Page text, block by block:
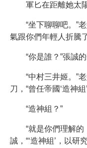
軍匕在距離她太
“坐下聊聊吧。”
氣跟你們年輕人折騰
“你是誰？”張誠
“中村三井姬。”
刀，“曾任帝國‘造神組
“造神組？”
“就是你們理解
誠，“‘造神組’，以